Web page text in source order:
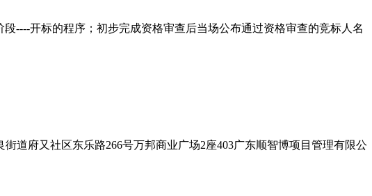
----开标的程序；初步完成资格审查后当场公布通过资格审查的竞标人名
道府又社区东乐路266号万邦商业广场2座403广东顺智博项目管理有限公